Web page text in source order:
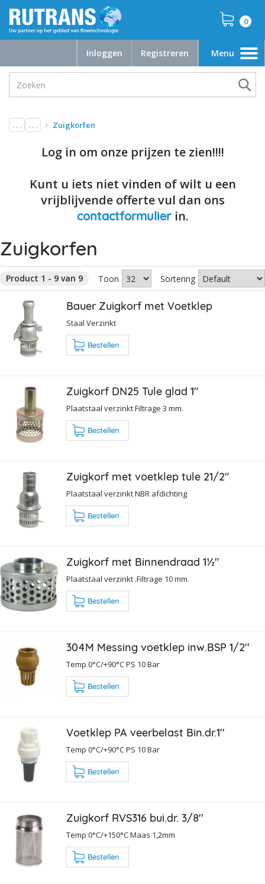
0
Inloggen Registreren
Toggle
navigation
Menu
. . . . . . Zuigkorfen
Log in om onze prijzen te zien!!!!
Kunt u iets niet vinden of wilt u een
vrijblijvende offerte vul dan ons
contactformulier in.
Zuigkorfen
Product 1 - 9 van 9 Toon Sortering
Bauer Zuigkorf met Voetklep
Staal Verzinkt
Bestellen
Zuigkorf DN25 Tule glad 1"
Plaatstaal verzinkt Filtrage 3 mm.
Bestellen
Zuigkorf met voetklep tule 21/2"
Plaatstaal verzinkt NBR afdichting
Bestellen
Zuigkorf met Binnendraad 1½"
Plaatstaal verzinkt .Filtrage 10 mm.
Bestellen
304M Messing voetklep inw.BSP 1/2''
Temp 0°C/+90°C PS 10 Bar
Bestellen
Voetklep PA veerbelast Bin.dr.1''
Temp 0°C/+90°C PS 10 Bar
Bestellen
Zuigkorf RVS316 bui.dr. 3/8''
Temp 0°C/+150°C Maas 1,2mm
Bestellen